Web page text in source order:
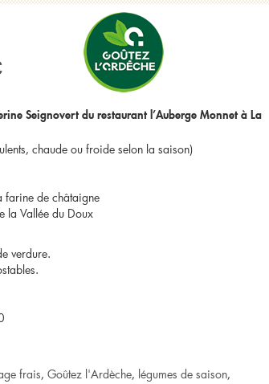
Ardèche’ Category
Seignovert du restaurant l’Auberge Monnet à La
chaude ou froide selon la saison)
farine de châtaigne
la Vallée du Doux
verdure.
frais, Goûtez l'Ardèche, légumes de saison,